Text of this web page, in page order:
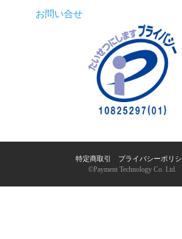
お問い合せ
特定商取引
プライバシーポリ
©︎Payment Technology Co. Ltd.